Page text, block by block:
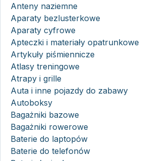
Anteny naziemne
Aparaty bezlusterkowe
Aparaty cyfrowe
Apteczki i materiały opatrunkowe
Artykuły piśmiennicze
Atlasy treningowe
Atrapy i grille
Auta i inne pojazdy do zabawy
Autoboksy
Bagażniki bazowe
Bagażniki rowerowe
Baterie do laptopów
Baterie do telefonów